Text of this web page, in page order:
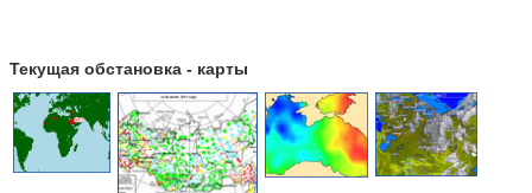
Текущая обстановка - карты